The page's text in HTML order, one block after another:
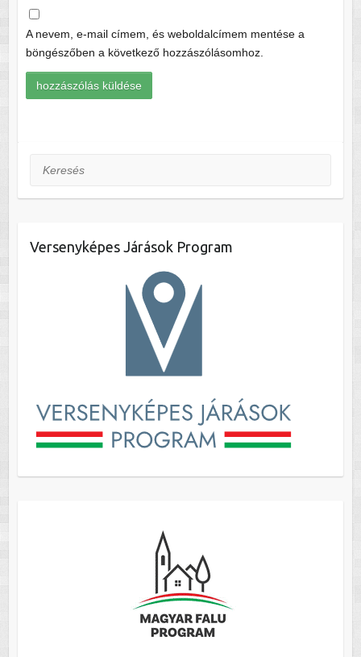
A nevem, e-mail címem, és weboldalcímem mentése a
böngészőben a következő hozzászólásomhoz.
Keresés
Versenyképes Járások Program